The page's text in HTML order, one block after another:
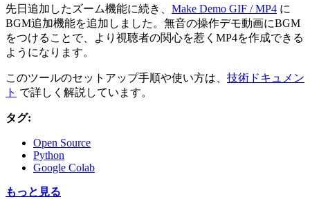
先日追加したズーム機能に続き、 Make Demo GIF / MP4 に
BGM追加機能を追加しました。無音の操作デモ動画にBGM
をつけることで、より視聴者の関心を惹くMP4を作成できる
ようになります。
このツールのセットアップ手順や使い方は、 技術ドキュメン
ト で詳しく解説しています。
タグ:
Open Source
Python
Google Colab
もっと見る